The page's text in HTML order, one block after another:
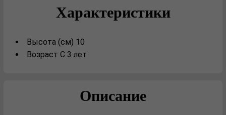
Характеристики
Высота (см) 10
Возраст С 3 лет
Описание